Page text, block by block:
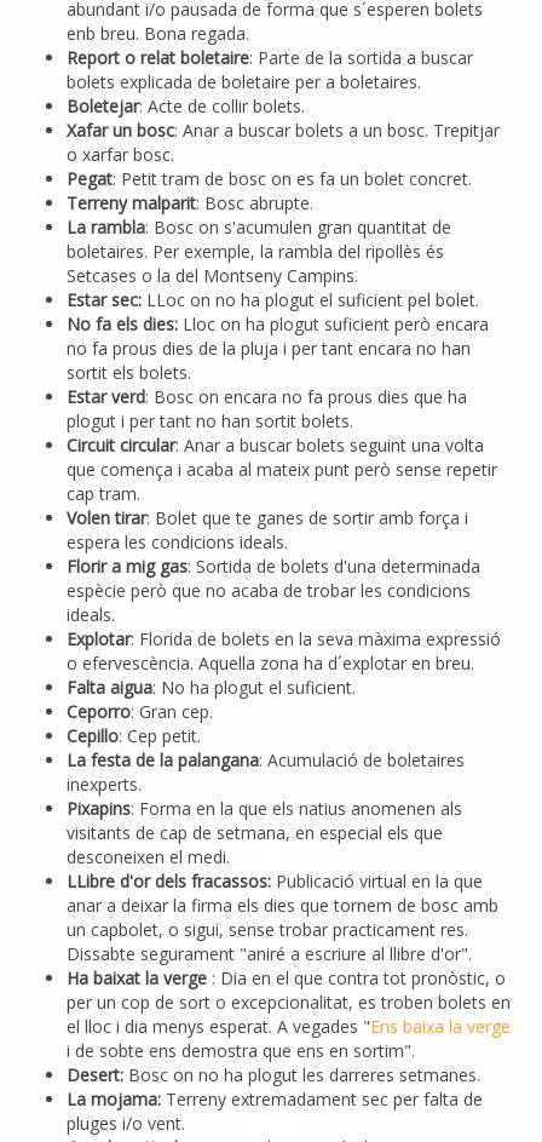
abundant i/o pausada de forma que s´esperen bolets
enb breu. Bona regada.
Report o relat boletaire: Parte de la sortida a buscar
bolets explicada de boletaire per a boletaires.
Boletejar: Acte de collir bolets.
Xafar un bosc: Anar a buscar bolets a un bosc. Trepitjar
o xarfar bosc.
Pegat: Petit tram de bosc on es fa un bolet concret.
Terreny malparit: Bosc abrupte.
La rambla: Bosc on s'acumulen gran quantitat de
boletaires. Per exemple, la rambla del ripollès és
Setcases o la del Montseny Campins.
Estar sec: LLoc on no ha plogut el suficient pel bolet.
No fa els dies: Lloc on ha plogut suficient però encara
no fa prous dies de la pluja i per tant encara no han
sortit els bolets.
Estar verd: Bosc on encara no fa prous dies que ha
plogut i per tant no han sortit bolets.
Circuit circular: Anar a buscar bolets seguint una volta
que comença i acaba al mateix punt però sense repetir
cap tram.
Volen tirar: Bolet que te ganes de sortir amb força i
espera les condicions ideals.
Florir a mig gas: Sortida de bolets d'una determinada
espècie però que no acaba de trobar les condicions
ideals.
Explotar: Florida de bolets en la seva màxima expressió
o efervescència. Aquella zona ha d´explotar en breu.
Falta aigua: No ha plogut el suficient.
Ceporro: Gran cep.
Cepillo: Cep petit.
La festa de la palangana: Acumulació de boletaires
inexperts.
Pixapins: Forma en la que els natius anomenen als
visitants de cap de setmana, en especial els que
desconeixen el medi.
LLibre d'or dels fracassos: Publicació virtual en la que
anar a deixar la firma els dies que tornem de bosc amb
un capbolet, o sigui, sense trobar practicament res.
Dissabte segurament "aniré a escriure al llibre d'or".
Ha baixat la verge : Dia en el que contra tot pronòstic, o
per un cop de sort o excepcionalitat, es troben bolets en
el lloc i dia menys esperat. A vegades "Ens baixa la verge
i de sobte ens demostra que ens en sortim".
Desert: Bosc on no ha plogut les darreres setmanes.
La mojama: Terreny extremadament sec per falta de
pluges i/o vent.